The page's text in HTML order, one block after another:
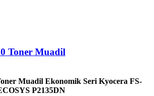
Toner Muadil
Muadil Ekonomik Seri Kyocera FS-
P2135DN